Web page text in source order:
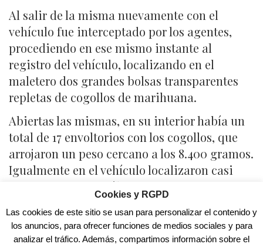
Al salir de la misma nuevamente con el
vehículo fue interceptado por los agentes,
procediendo en ese mismo instante al
registro del vehículo, localizando en el
maletero dos grandes bolsas transparentes
repletas de cogollos de marihuana.
Abiertas las mismas, en su interior había un
total de 17 envoltorios con los cogollos, que
arrojaron un peso cercano a los 8.400 gramos.
Igualmente en el vehículo localizaron casi
2.000 euros en metálico.
En un posterior registro a la vivienda objeto
de la investigación, además de verificarse un
Cookies y RGPD
Las cookies de este sitio se usan para personalizar el contenido y
los anuncios, para ofrecer funciones de medios sociales y para
analizar el tráfico. Además, compartimos información sobre el